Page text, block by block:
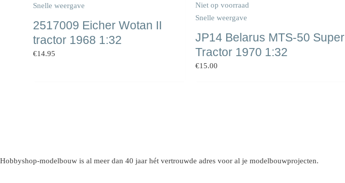
Snelle weergave
2517009 Eicher Wotan II
tractor 1968 1:32
€14.95
Niet op voorraad
Snelle weergave
JP14 Belarus MTS-50 Super
Tractor 1970 1:32
€15.00
Hobbyshop-modelbouw is al meer dan 40 jaar hét vertrouwde adres voor al je modelbouwprojecten.